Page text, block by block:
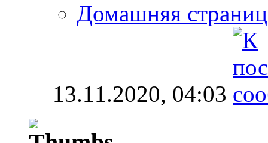
Домашняя
13.11.2020, 04:03